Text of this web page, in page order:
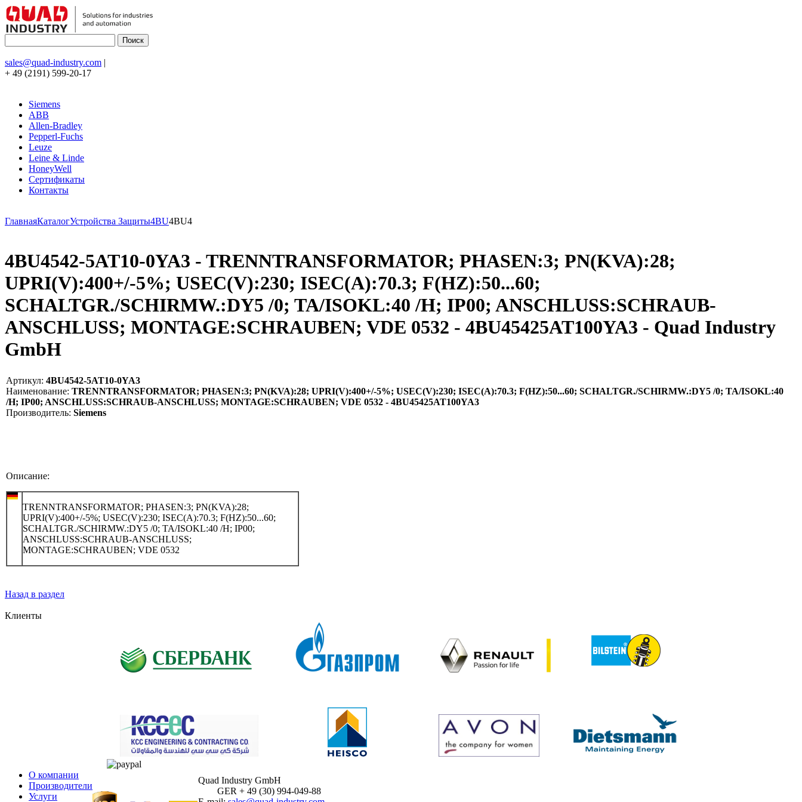
sales@quad-industry.com |
+ 49 (2191) 599-20-17
Siemens
ABB
Allen-Bradley
Pepperl-Fuchs
Leuze
Leine & Linde
HoneyWell
Сертификаты
Контакты
ГлавнаяКаталогУстройства Защиты4BU4BU4
4BU4542-5AT10-0YA3 - TRENNTRANSFORMATOR; PHASEN:3; PN(KVA):28;
UPRI(V):400+/-5%; USEC(V):230; ISEC(A):70.3; F(HZ):50...60;
SCHALTGR./SCHIRMW.:DY5 /0; TA/ISOKL:40 /H; IP00; ANSCHLUSS:SCHRAUB-
ANSCHLUSS; MONTAGE:SCHRAUBEN; VDE 0532 - 4BU45425AT100YA3 - Quad Industry
GmbH
Артикул: 4BU4542-5AT10-0YA3
Наименование: TRENNTRANSFORMATOR; PHASEN:3; PN(KVA):28; UPRI(V):400+/-5%; USEC(V):230; ISEC(A):70.3; F(HZ):50...60; SCHALTGR./SCHIRMW.:DY5 /0; TA/ISOKL:40
/H; IP00; ANSCHLUSS:SCHRAUB-ANSCHLUSS; MONTAGE:SCHRAUBEN; VDE 0532 - 4BU45425AT100YA3
Производитель: Siemens
Описание:
TRENNTRANSFORMATOR; PHASEN:3; PN(KVA):28;
UPRI(V):400+/-5%; USEC(V):230; ISEC(A):70.3; F(HZ):50...60;
SCHALTGR./SCHIRMW.:DY5 /0; TA/ISOKL:40 /H; IP00;
ANSCHLUSS:SCHRAUB-ANSCHLUSS;
MONTAGE:SCHRAUBEN; VDE 0532
Назад в раздел
Клиенты
О компании
Производители
Услуги
Quad Industry GmbH
GER + 49 (30) 994-049-88